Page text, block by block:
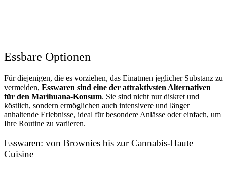
Essbare Optionen
Für diejenigen, die es vorziehen, das Einatmen jeglicher Substanz zu
vermeiden, Esswaren sind eine der attraktivsten Alternativen
für den Marihuana-Konsum. Sie sind nicht nur diskret und
köstlich, sondern ermöglichen auch intensivere und länger
anhaltende Erlebnisse, ideal für besondere Anlässe oder einfach, um
Ihre Routine zu variieren.
Esswaren: von Brownies bis zur Cannabis-Haute
Cuisine